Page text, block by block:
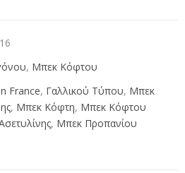
, Μπεκ Κόφτου
France, Γαλλικού Τύπου, Μπεκ
, Μπεκ Κόφτη, Μπεκ Κόφτου
, Μπεκ Προπανίου